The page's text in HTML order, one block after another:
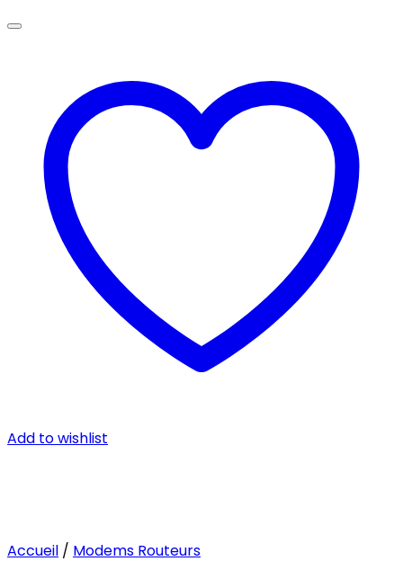
Add to wishlist
Accueil / Modems Routeurs